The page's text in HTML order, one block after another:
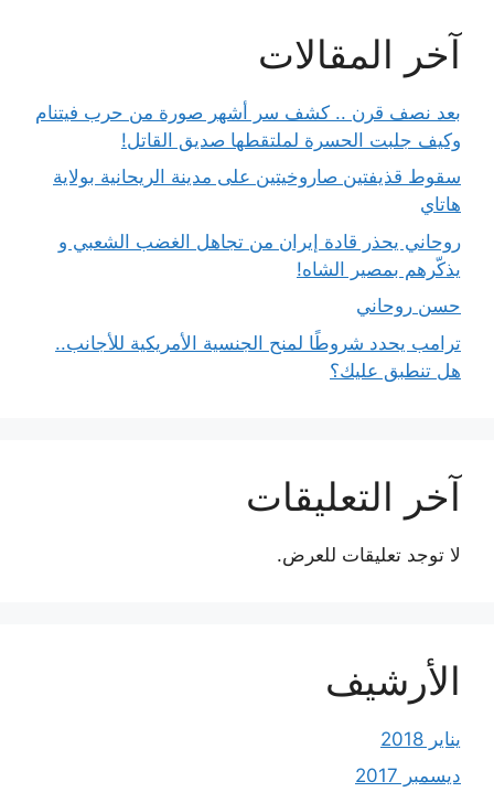
آخر المقالات
بعد نصف قرن .. كشف سر أشهر صورة من حرب فيتنام
وكيف جلبت الحسرة لملتقطها صديق القاتل!
سقوط قذيفتين صاروخيتين على مدينة الريحانية بولاية
هاتاي
روحاني يحذر قادة إيران من تجاهل الغضب الشعبي و
يذكّرهم بمصير الشاه!
حسن روحاني
ترامب يحدد شروطًا لمنح الجنسية الأمريكية للأجانب..
هل تنطبق عليك؟
آخر التعليقات
لا توجد تعليقات للعرض.
الأرشيف
يناير 2018
ديسمبر 2017